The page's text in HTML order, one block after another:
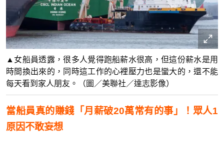
▲女船員透露，很多人覺得跑船薪水很高，但這份薪水是用
時間換出來的，同時這工作的心裡壓力也是蠻大的，還不能
每天看到家人朋友。（圖／美聯社／達志影像）
當船員真的賺錢「月薪破20萬常有的事」！眾人1
原因不敢妄想